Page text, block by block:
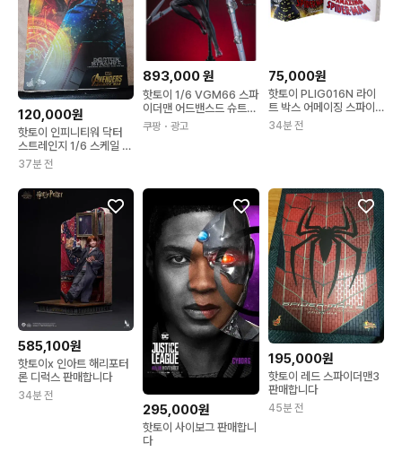
120,000원
핫토이 인피니티워 닥터
스트레인지 1/6 스케일 피
규어
37분 전
893,000원
핫토이 1/6 VGM66 스파
이더맨 어드밴스드 슈트
2.0
쿠팡 ・광고
75,000원
핫토이 PLIG016N 라이
트 박스 어메이징 스파이
더맨
34분 전
585,100원
핫토이x 인아트 해리포터
론 디럭스 판매합니다
34분 전
295,000원
핫토이 사이보그 판매합니
다
195,000원
핫토이 레드 스파이더맨3
판매합니다
45분 전